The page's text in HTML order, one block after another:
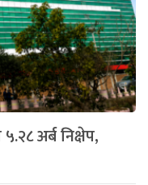
अर्ब निक्षेप,